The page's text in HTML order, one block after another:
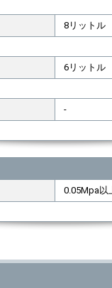
8リットル
6リットル
-
0.05Mpa以